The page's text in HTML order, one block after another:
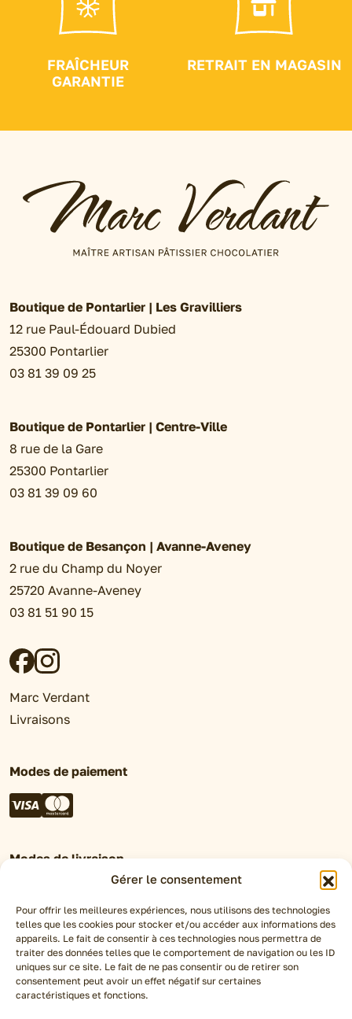
Gérer le consentement
Pour offrir les meilleures expériences, nous utilisons des technologies
telles que les cookies pour stocker et/ou accéder aux informations des
appareils. Le fait de consentir à ces technologies nous permettra de
traiter des données telles que le comportement de navigation ou les ID
uniques sur ce site. Le fait de ne pas consentir ou de retirer son
consentement peut avoir un effet négatif sur certaines
caractéristiques et fonctions.
FRAÎCHEUR
GARANTIE
RETRAIT EN MAGASIN
Boutique de Pontarlier | Les Gravilliers
12 rue Paul-Édouard Dubied
25300 Pontarlier
03 81 39 09 25
Boutique de Pontarlier | Centre-Ville
8 rue de la Gare
25300 Pontarlier
03 81 39 09 60
Boutique de Besançon | Avanne-Aveney
2 rue du Champ du Noyer
25720 Avanne-Aveney
03 81 51 90 15
Marc Verdant
Livraisons
Modes de paiement
Modes de livraison
Click&Collect
Livraison Chronofresh
Espace pro